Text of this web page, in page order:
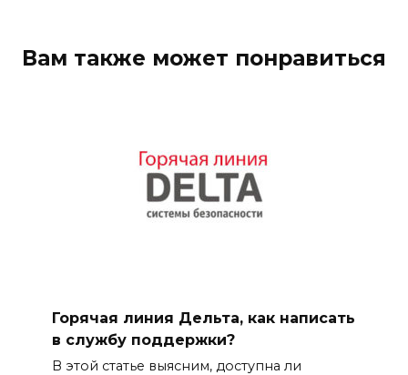
Вам также может понравиться
Горячая линия Дельта, как написать
в службу поддержки?
В этой статье выясним, доступна ли